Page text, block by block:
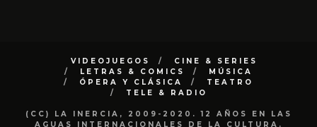
VIDEOJUEGOS
CINE & SERIES
LETRAS & COMICS
MÚSICA
ÓPERA Y CLÁSICA
TEATRO
TELE & RADIO
(CC) LA INERCIA, 2009-2020. 12 AÑOS EN LAS
AGUAS INTERNACIONALES DE LA CULTURA.